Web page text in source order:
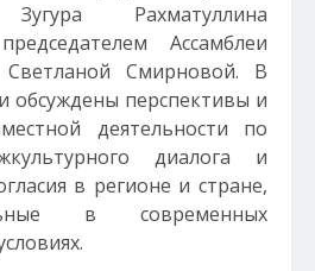
Рахматуллина
Ассамблеи
Смирновой. В
обсуждены перспективы и
деятельности по
диалога и
в регионе и стране,
в современных